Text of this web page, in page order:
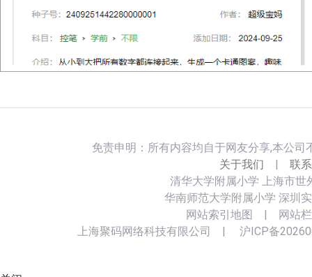
免责申明：所有内容均自于网友分享,本公
关于我们
联
清华大学附属小学 上海市世
华南师范大学附属小学 深圳
网站索引地图
网站
上海聚码网络科技有限公司
沪ICP备